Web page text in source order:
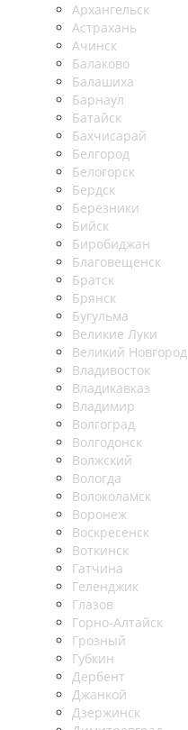
Архангельск
Астрахань
Ачинск
Балаково
Балашиха
Барнаул
Батайск
Бахчисарай
Белгород
Белогорск
Бердск
Березники
Бийск
Биробиджан
Благовещенск
Братск
Брянск
Бугульма
Великие Луки
Великий Новгород
Владивосток
Владикавказ
Владимир
Волгоград
Волгодонск
Волжский
Вологда
Волоколамск
Воронеж
Воскресенск
Воткинск
Гатчина
Геленджик
Глазов
Горно-Алтайск
Грозный
Губкин
Дербент
Джанкой
Дзержинск